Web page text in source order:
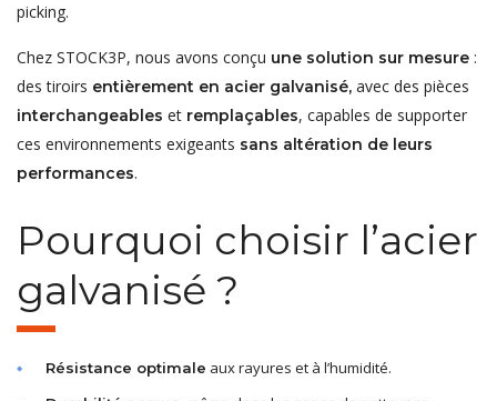
picking.
Chez STOCK3P, nous avons conçu une solution sur mesure :
des tiroirs entièrement en acier galvanisé, avec des pièces
interchangeables et remplaçables, capables de supporter
ces environnements exigeants sans altération de leurs
performances.
Pourquoi choisir l’acier
galvanisé ?
Résistance optimale aux rayures et à l’humidité.